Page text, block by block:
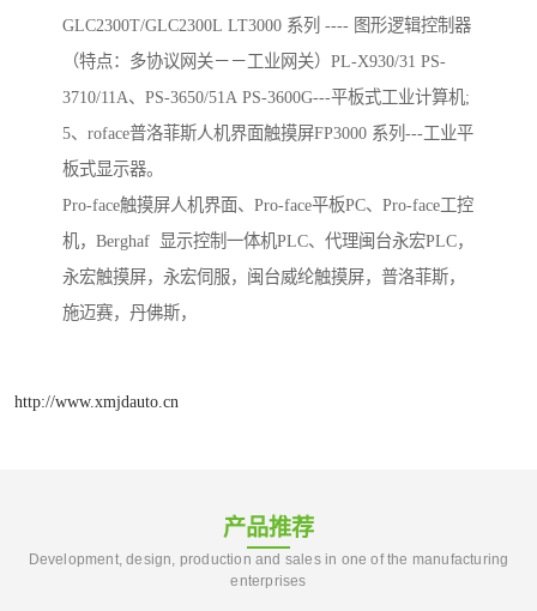
GLC2300T/GLC2300L LT3000 系列 ---- 图形逻辑控制器
（特点：多协议网关－－工业网关）PL-X930/31 PS-
3710/11A、PS-3650/51A PS-3600G---平板式工业计算机;
5、roface普洛菲斯人机界面触摸屏FP3000 系列---工业平
板式显示器。
Pro-face触摸屏人机界面、Pro-face平板PC、Pro-face工控
机，Berghaf 显示控制一体机PLC、代理闽台永宏PLC，
永宏触摸屏，永宏伺服，闽台威纶触摸屏，普洛菲斯，
施迈赛，丹佛斯，
http://www.xmjdauto.cn
产品推荐
Development, design, production and sales in one of the manufacturing
enterprises